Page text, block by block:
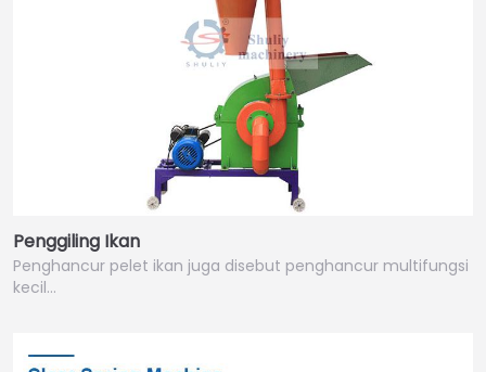
Penggiling Ikan
Penghancur pelet ikan juga disebut penghancur multifungsi
kecil…